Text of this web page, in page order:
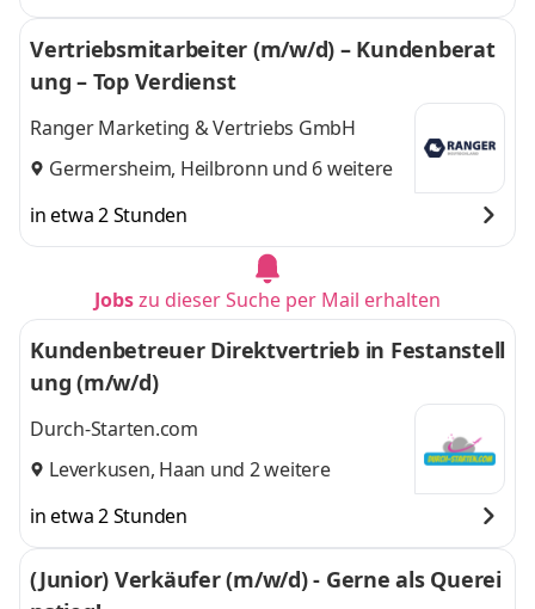
Vertriebsmitarbeiter (m/w/d) – Kundenberat
ung – Top Verdienst
Ranger Marketing & Vertriebs GmbH
Germersheim, Heilbronn und 6 weitere
in etwa 2 Stunden
Jobszu dieser Suche per Mail erhalten
Kundenbetreuer Direktvertrieb in Festanstell
ung (m/w/d)
Durch-Starten.com
Leverkusen, Haan und 2 weitere
in etwa 2 Stunden
(Junior) Verkäufer (m/w/d) - Gerne als Querei